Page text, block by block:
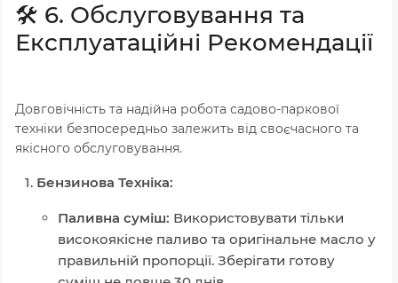
🛠️ 6. Обслуговування та
Експлуатаційні Рекомендації
Довговічність та надійна робота садово-паркової
техніки безпосередньо залежить від своєчасного та
якісного обслуговування.
Бензинова Техніка:
Паливна суміш: Використовувати тільки
високоякісне паливо та оригінальне масло у
правильній пропорції. Зберігати готову